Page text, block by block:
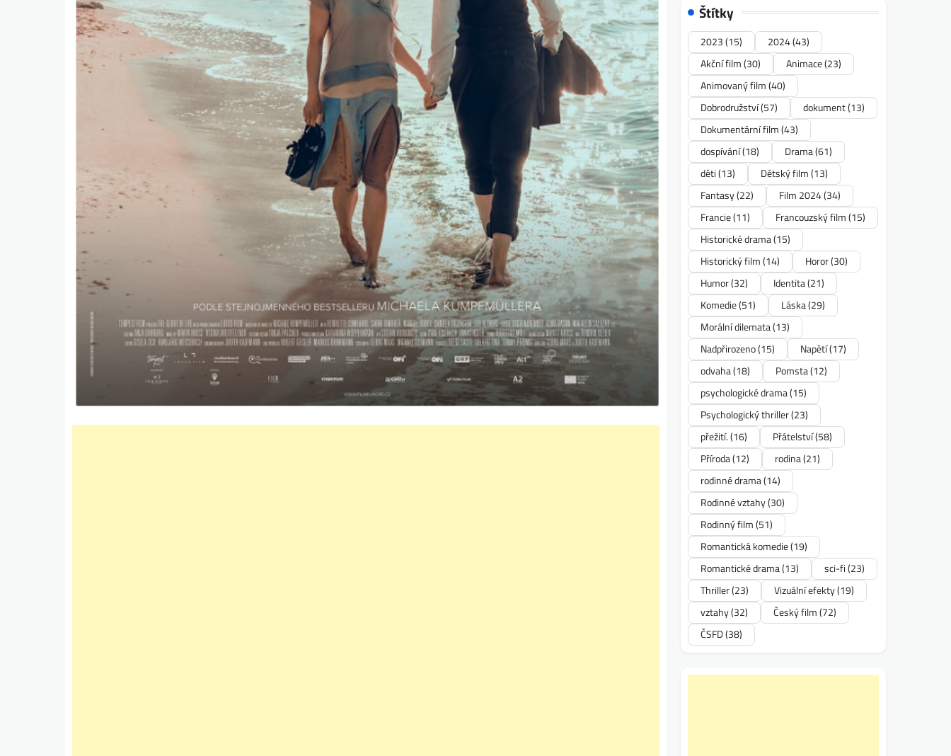
Štítky
2023(15) 2024(43)
Akční film(30) Animace(23)
Animovaný film(40)
Dobrodružství(57) dokument(13)
Dokumentární film(43)
dospívání(18) Drama(61)
děti(13) Dětský film(13)
Fantasy(22) Film 2024(34)
Francie(11) Francouzský film(15)
Historické drama(15)
Historický film(14) Horor(30)
Humor(32) Identita(21)
Komedie(51) Láska(29)
Morální dilemata(13)
Nadpřirozeno(15) Napětí(17)
odvaha(18) Pomsta(12)
psychologické drama(15)
Psychologický thriller(23)
přežití.(16) Přátelství(58)
Příroda(12) rodina(21)
rodinné drama(14)
Rodinné vztahy(30)
Rodinný film(51)
Romantická komedie(19)
Romantické drama(13) sci-fi(23)
Thriller(23) Vizuální efekty(19)
vztahy(32) Český film(72)
ČSFD(38)